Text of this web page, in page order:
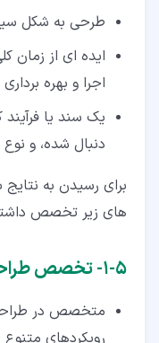
طرحی به شکل
ایده ای از زمان
اجرا و بهره برداری
یک سند یا
دنبال شده، و
برای رسیدن به نتایج
های زیر تخصص
۵‏-‏۱‏- تخصص طراحی
متخصص در طراحی
رویکردهای